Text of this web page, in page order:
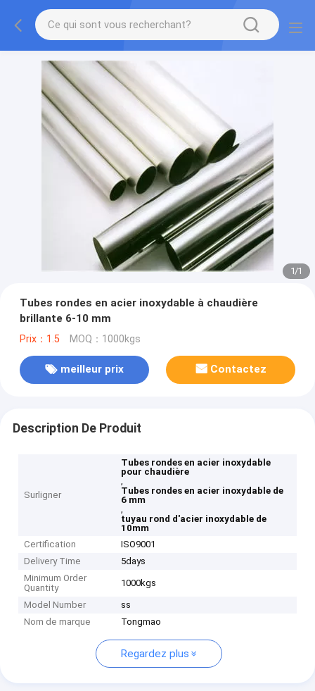
1/1
Tubes rondes en acier inoxydable à chaudière
brillante 6-10 mm
Prix：1.5 MOQ：1000kgs
meilleur prix Contactez
Description De Produit
Surligner
Tubes rondes en acier inoxydable
pour chaudière
,
Tubes rondes en acier inoxydable de
6 mm
,
tuyau rond d'acier inoxydable de
10mm
Certification
ISO9001
Delivery Time
5days
Minimum Order
Quantity
1000kgs
Model Number
ss
Nom de marque
Tongmao
Regardez plus